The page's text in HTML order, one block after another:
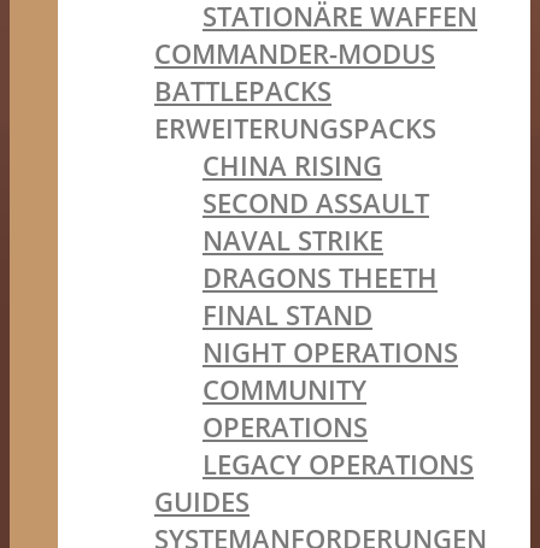
STATIONÄRE WAFFEN
COMMANDER-MODUS
BATTLEPACKS
ERWEITERUNGSPACKS
CHINA RISING
SECOND ASSAULT
NAVAL STRIKE
DRAGONS THEETH
FINAL STAND
NIGHT OPERATIONS
COMMUNITY
OPERATIONS
LEGACY OPERATIONS
GUIDES
SYSTEMANFORDERUNGEN